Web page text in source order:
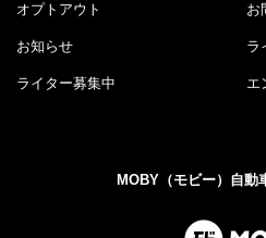
オプトアウト お
お知らせ ラ
ライター募集中 エ
MOBY（モビー）自動